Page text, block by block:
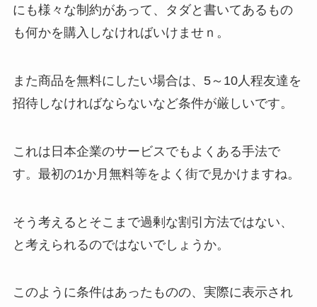
にも様々な制約があって、
タダと書いてあるもの
も何かを購入しなければいけませｎ。
また商品を無料にしたい場合は、 5～10人程友達を
招待しなければならないなど条件が厳しいです。
これは日本企業のサービスでもよくある手法で
す。 最初の1か月無料等をよく街で見かけますね。
そう考えるとそこまで過剰な割引方法ではない、
と考えられるのではないでしょうか。
このように条件はあったものの、 実際に表示され